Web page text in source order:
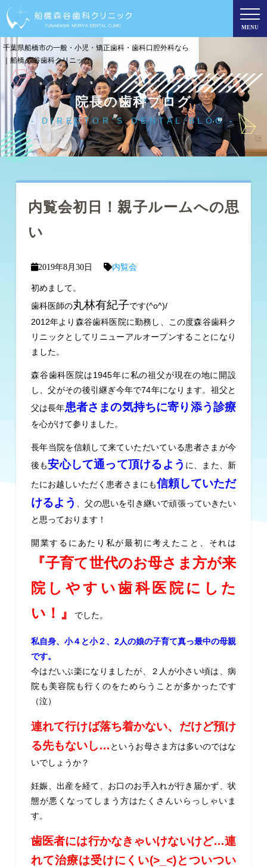
MENU
千葉県船橋市の一般・小児・矯正歯科・歯科口腔外科なら
｜船橋 森谷歯科クリニック
院長の歯科ブログ
DIRECTOR'S DENTAL BLOG
内覧会初日！親子ルームへの思
い
2019年8月30日 内覧会
初めまして。
歯科医師の丸林有紀子です(^o^)/
2012年より森谷歯科医院に勤務し、この度森谷歯科ク
リニックとしてリニューアルオープンすることになり
ました。
森谷歯科医院は1945年に私の祖父が現在の地に開設
し、父がその後引継ぎ今年で74年になります。 祖父と
父は長年患者さまの気持ちに寄り添う診療
を心がけて参りました。
長年当院を信頼して来ていただいている患者さまが今
後も安心して通って頂けるよう に、また、新
たにお越しいただく患者さまにも信頼していただ
けるよう
、父の思いを引き継いで頑張っていきたい
と思っております！
開業するにあたり私が最初に考えたこと、それは
『子育て世代のお母さま方が来
院しやすい歯科医院にした
い！』
でした。
私自身、小４と小２、2人の娘の子育て真っ最中の母親
です。
今はだいぶ楽になりましたが、２人が小さい頃は、病
院も美容院も行くのをためらうことが多かったです
（泣）
連れて行けば落ち着かない、だけど預け
る先もないし… というお母さま方は多いのではな
いでしょうか？
妊娠、出産を経て、お口のお手入れが行き届かず、状
態が悪くなってしまう方はたくさんいらっしゃいま
す。
歯医者には行かなきゃいけないけど…連
れて治療は受けにくい(>_<)とついつい